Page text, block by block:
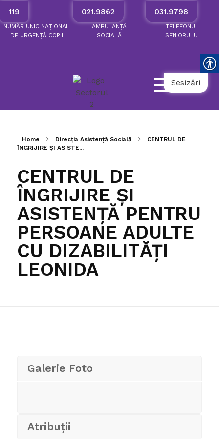
119
NUMĂR UNIC NAȚIONAL
DE URGENȚĂCOPII
021.9862
AMBULANȚĂ
SOCIALĂ
031.9798
TELEFONUL
SENIORULUI
Sesizări
Home Direcția Asistență Socială
CENTRUL DE
ÎNGRIJIRE ȘI ASISTE...
CENTRUL DE
ÎNGRIJIRE ȘI
ASISTENȚĂ PENTRU
PERSOANE ADULTE
CU DIZABILITĂȚI
LEONIDA
Galerie Foto
Atribuții